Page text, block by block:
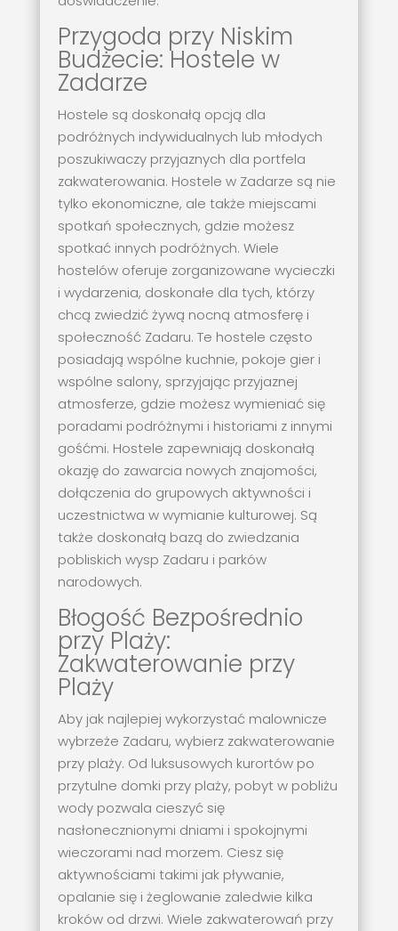
Przygoda przy Niskim
Budżecie: Hostele w
Zadarze
Hostele są doskonałą opcją dla
podróżnych indywidualnych lub młodych
poszukiwaczy przyjaznych dla portfela
zakwaterowania. Hostele w Zadarze są nie
tylko ekonomiczne, ale także miejscami
spotkań społecznych, gdzie możesz
spotkać innych podróżnych. Wiele
hostelów oferuje zorganizowane wycieczki
i wydarzenia, doskonałe dla tych, którzy
chcą zwiedzić żywą nocną atmosferę i
społeczność Zadaru. Te hostele często
posiadają wspólne kuchnie, pokoje gier i
wspólne salony, sprzyjając przyjaznej
atmosferze, gdzie możesz wymieniać się
poradami podróżnymi i historiami z innymi
gośćmi. Hostele zapewniają doskonałą
okazję do zawarcia nowych znajomości,
dołączenia do grupowych aktywności i
uczestnictwa w wymianie kulturowej. Są
także doskonałą bazą do zwiedzania
pobliskich wysp Zadaru i parków
narodowych.
Błogość Bezpośrednio
przy Plaży:
Zakwaterowanie przy
Plaży
Aby jak najlepiej wykorzystać malownicze
wybrzeże Zadaru, wybierz zakwaterowanie
przy plaży. Od luksusowych kurortów po
przytulne domki przy plaży, pobyt w pobliżu
wody pozwala cieszyć się
nasłonecznionymi dniami i spokojnymi
wieczorami nad morzem. Ciesz się
aktywnościami takimi jak pływanie,
opalanie się i żeglowanie zaledwie kilka
kroków od drzwi. Wiele zakwaterowań przy